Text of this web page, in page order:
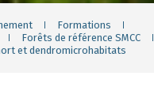
Formations
Forêts de référence SMCC
et dendromicrohabitats